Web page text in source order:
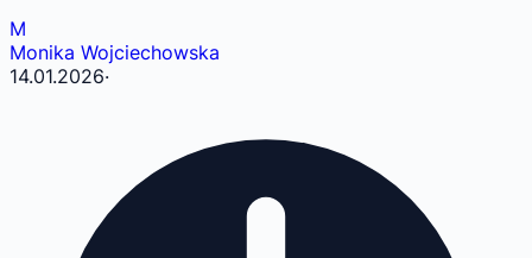
M
Monika Wojciechowska
14.01.2026·